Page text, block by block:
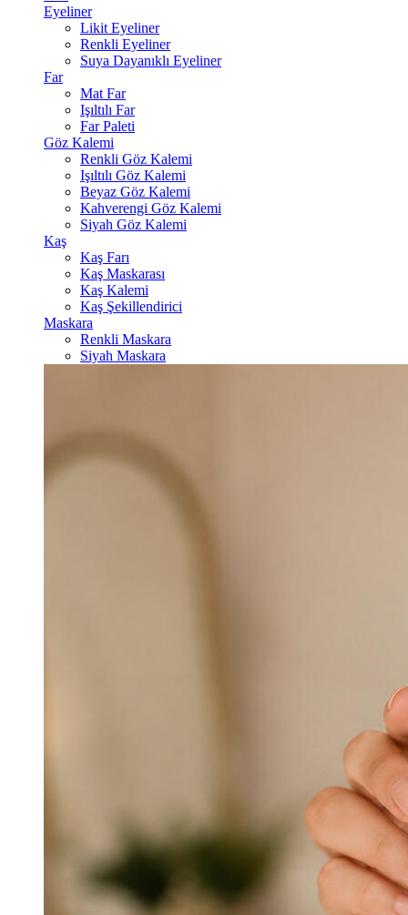
Eyeliner
Likit Eyeliner
Renkli Eyeliner
Suya Dayanıklı Eyeliner
Far
Mat Far
Işıltılı Far
Far Paleti
Göz Kalemi
Renkli Göz Kalemi
Işıltılı Göz Kalemi
Beyaz Göz Kalemi
Kahverengi Göz Kalemi
Siyah Göz Kalemi
Kaş
Kaş Farı
Kaş Maskarası
Kaş Kalemi
Kaş Şekillendirici
Maskara
Renkli Maskara
Siyah Maskara